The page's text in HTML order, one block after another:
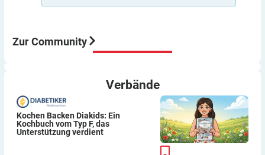
immer wieder so machen.
Zur Community
Verbände
Kochen Backen Diakids: Ein
Kochbuch vom Typ F, das
Unterstützung verdient